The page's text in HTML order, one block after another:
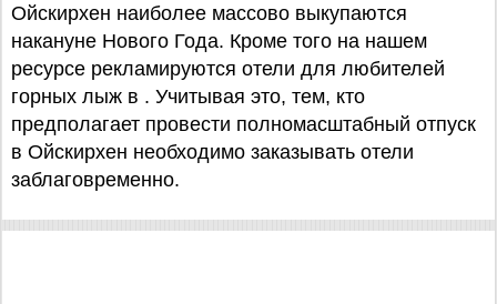
Ойскирхен наиболее массово выкупаются
накануне Нового Года. Кроме того на нашем
ресурсе рекламируются отели для любителей
горных лыж в . Учитывая это, тем, кто
предполагает провести полномасштабный отпуск
в Ойскирхен необходимо заказывать отели
заблаговременно.